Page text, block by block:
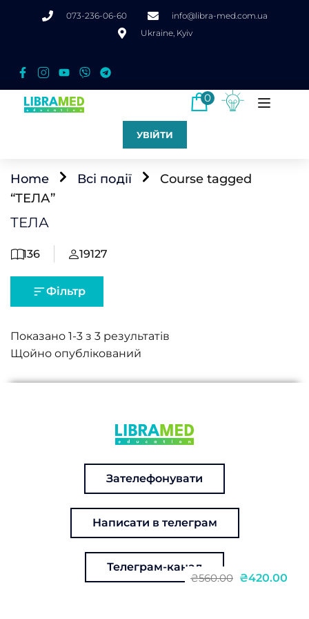
073-236-06-60
info@libra-med.com.ua
Ukraine, Kyiv
0
УВІЙТИ
Home Всі події
Course tagged
“ТЕЛА”
ТЕЛА
136 19127
Фільтр
Показано 1-3 з 3 результатів
₴560.00 ₴420.00
Зателефонувати
Написати в телеграм
Телеграм-канал